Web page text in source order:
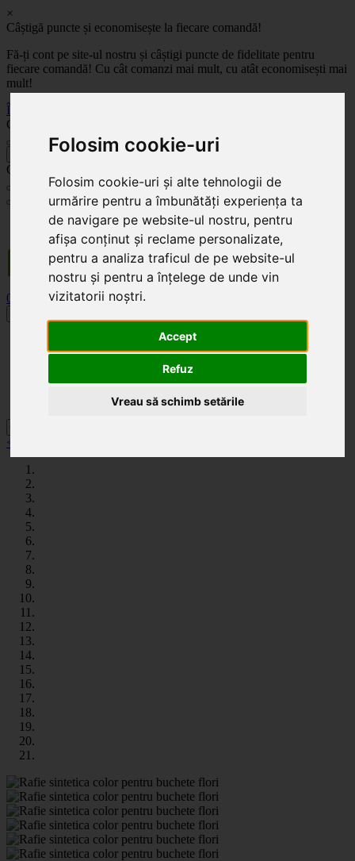
Folosim cookie-uri
Folosim cookie-uri și alte tehnologii de
urmărire pentru a îmbunătăți experiența ta
de navigare pe website-ul nostru, pentru
afișa conținut și reclame personalizate,
pentru a analiza traficul de pe website-ul
nostru și pentru a înțelege de unde vin
vizitatorii noștri.
Accept
Refuz
Vreau să schimb setările
×
Câștigă puncte și economisește la fiecare comandă!
Fă-ți cont pe site-ul nostru și câștigi puncte de fidelitate pentru
fiecare comandă! Cu cât comanzi mai mult, cu atât economisești mai
mult!
Înregistrează-te acum
Celoplast
Celoplast
Transportul este GRATUIT pentru comenzile mai mari de 350 Lei. Comanda minimă în
valoare de 100 Lei. Expediere în 1 - 2 zile lucrătoare.
0
Categorii
Promoții
< înapoi la Panglici si role decorative